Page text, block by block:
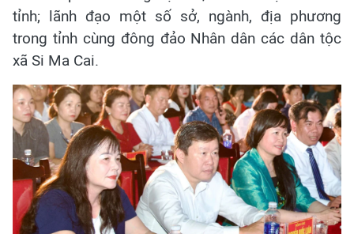
tỉnh; lãnh đạo một số sở, ngành, địa phương
trong tỉnh cùng đông đảo Nhân dân các dân tộc
xã Si Ma Cai.